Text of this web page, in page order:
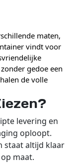
maten,
vindt voor
gedoe een
de volle
levering en
oploopt.
staat altijd klaar
maat.